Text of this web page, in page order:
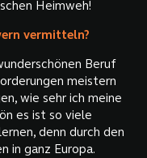
Heimweh!
vermitteln?
Beruf
meistern
wie sehr ich meine
es ist so viele
denn durch den
in ganz Europa.